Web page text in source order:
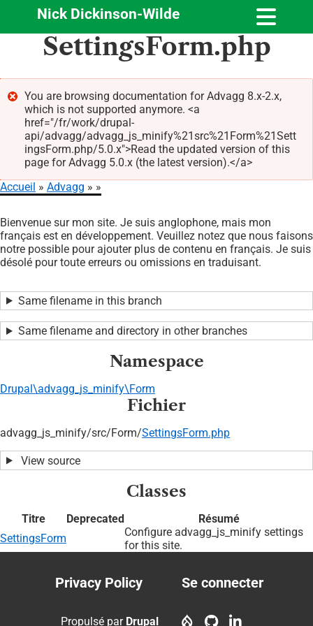
Aller
principal
Nick Dickinson-Wilde
SettingsForm.php
Message
d'erreur
You are browsing documentation for Advagg 8.x-2.x,
which is not supported anymore. <a
href="/fr/work/drupal-
api/advagg/advagg_js_minify%21src%21Form%21Sett
ingsForm.php/5.0.x">Read the updated version of this
page for Advagg 5.0.x (the latest version).</a>
d'Ariane
Accueil Advagg
Bienvenue sur mon site. Je suis anglophone, mais mon
français est en développement. Veuillez notez que nous faisons
notre possible pour ajouter plus de contenu en français. Je suis
désolé pour toute erreurs ou omissions en traduisant.
Same filename in this branch
Same filename and directory in other branches
Namespace
Drupal\advagg_js_minify\Form
Fichier
advagg_js_minify/src/Form/SettingsForm.php
View source
Classes
Titre Deprecated
Résumé
SettingsForm
Configure advagg_js_minify settings
for this site.
Footer
menu
Privacy Policy
account
Se connecter
Propulsé par Drupal